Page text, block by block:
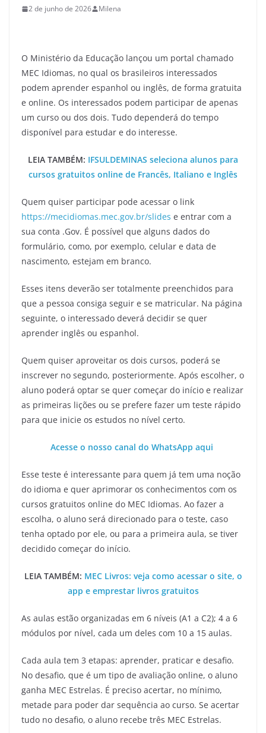
2 de junho de 2026 Milena
O Ministério da Educação lançou um portal chamado
MEC Idiomas, no qual os brasileiros interessados
podem aprender espanhol ou inglês, de forma gratuita
e online. Os interessados podem participar de apenas
um curso ou dos dois. Tudo dependerá do tempo
disponível para estudar e do interesse.
LEIA TAMBÉM: IFSULDEMINAS seleciona alunos para
cursos gratuitos online de Francês, Italiano e Inglês
Quem quiser participar pode acessar o link
https://mecidiomas.mec.gov.br/slides e entrar com a
sua conta .Gov. É possível que alguns dados do
formulário, como, por exemplo, celular e data de
nascimento, estejam em branco.
Esses itens deverão ser totalmente preenchidos para
que a pessoa consiga seguir e se matricular. Na página
seguinte, o interessado deverá decidir se quer
aprender inglês ou espanhol.
Quem quiser aproveitar os dois cursos, poderá se
inscrever no segundo, posteriormente. Após escolher, o
aluno poderá optar se quer começar do início e realizar
as primeiras lições ou se prefere fazer um teste rápido
para que inicie os estudos no nível certo.
Acesse o nosso canal do WhatsApp aqui
Esse teste é interessante para quem já tem uma noção
do idioma e quer aprimorar os conhecimentos com os
cursos gratuitos online do MEC Idiomas. Ao fazer a
escolha, o aluno será direcionado para o teste, caso
tenha optado por ele, ou para a primeira aula, se tiver
decidido começar do início.
LEIA TAMBÉM: MEC Livros: veja como acessar o site, o
app e emprestar livros gratuitos
As aulas estão organizadas em 6 níveis (A1 a C2); 4 a 6
módulos por nível, cada um deles com 10 a 15 aulas.
Cada aula tem 3 etapas: aprender, praticar e desafio.
No desafio, que é um tipo de avaliação online, o aluno
ganha MEC Estrelas. É preciso acertar, no mínimo,
metade para poder dar sequência ao curso. Se acertar
tudo no desafio, o aluno recebe três MEC Estrelas.